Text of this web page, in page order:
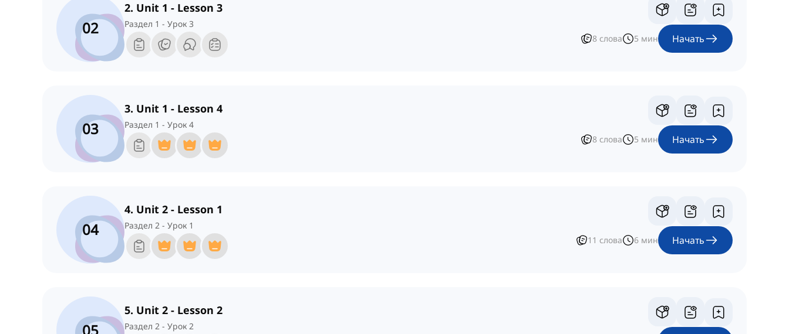
02
2. Unit 1 - Lesson 3
Раздел 1 - Урок 3
8 слова 5 мин Начать
03
3. Unit 1 - Lesson 4
Раздел 1 - Урок 4
8 слова 5 мин Начать
04
4. Unit 2 - Lesson 1
Раздел 2 - Урок 1
11 слова 6 мин Начать
5. Unit 2 - Lesson 2
Раздел 2 - Урок 2